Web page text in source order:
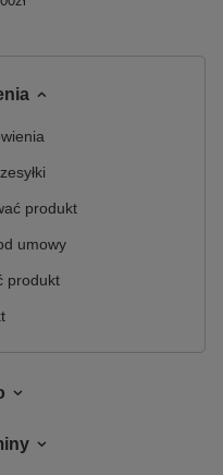
produkt
umowy
produkt